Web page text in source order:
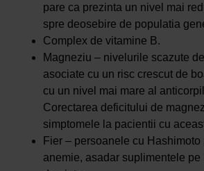
pare ca prezinta un nivel mai
spre deosebire de populatia
Complex de vitamine B.
Magneziu – nivelurile scazute
asociate cu un risc crescut de
cu un nivel mai mare al
Corectarea deficitului de
simptomele la pacientii cu
Fier – persoanele cu Hashimoto
anemie, asadar suplimentele pe